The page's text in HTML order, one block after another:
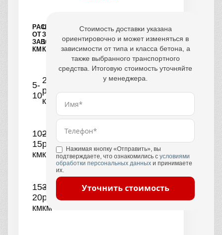
РАССТОЯНИЕ
ОТ
ЗАВОДА,
КМ
ЦЕНА
ЗА
1
КУБ
5-
10
250
руб/
км
10–
15
км
290
руб/
км
15–
20
км
300
руб/
км
Стоимость доставки указана
ориентировочно и может изменяться в
зависимости от типа и класса бетона, а
также выбранного транспортного
средства. Итоговую стоимость уточняйте
у менеджера.
Нажимая кнопку «Отправить», вы
подтверждаете, что ознакомились с условиями
обработки персональных данных и принимаете
их.
Уточнить стоимость